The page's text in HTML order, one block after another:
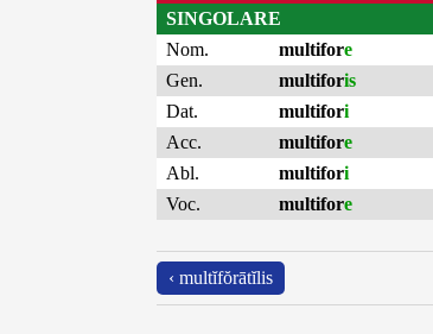
SINGOLARE
Nom.
multifore
Gen.
multiforis
Dat.
multifori
Acc.
multifore
Abl.
multifori
Voc.
multifore
‹ multĭfŏrātĭlis